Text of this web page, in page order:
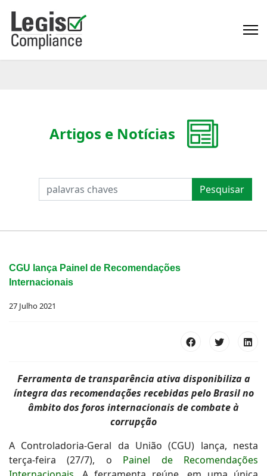
PESQUISAR Pesquisar
Artigos e Notícias
CGU lança Painel de Recomendações
Internacionais
27 Julho 2021
Ferramenta de transparência ativa disponibiliza a
íntegra das recomendações recebidas pelo Brasil no
âmbito dos foros internacionais de combate à
corrupção
A Controladoria-Geral da União (CGU) lança, nesta
terça-feira (27/7), o Painel de Recomendações